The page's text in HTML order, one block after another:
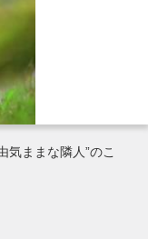
ままな隣人”のこ